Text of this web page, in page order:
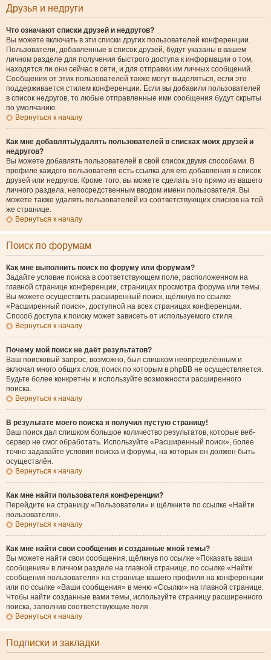
Друзья и недруги
Что означают списки друзей и недругов?
Вы можете включать в эти списки других пользователей конференции.
Пользователи, добавленные в список друзей, будут указаны в вашем
личном разделе для получения быстрого доступа к информации о том,
находятся ли они сейчас в сети, и для отправки им личных сообщений.
Сообщения от этих пользователей также могут выделяться, если это
поддерживается стилем конференции. Если вы добавили пользователей
в список недругов, то любые отправленные ими сообщения будут скрыты
по умолчанию.
Вернуться к началу
Как мне добавлять/удалять пользователей в списках моих друзей и
недругов?
Вы можете добавлять пользователей в свой список двумя способами. В
профиле каждого пользователя есть ссылка для его добавления в список
друзей или недругов. Кроме того, вы можете сделать это прямо из вашего
личного раздела, непосредственным вводом имени пользователя. Вы
можете также удалять пользователей из соответствующих списков на той
же странице.
Вернуться к началу
Поиск по форумам
Как мне выполнить поиск по форуму или форумам?
Задайте условие поиска в соответствующем поле, расположенном на
главной странице конференции, страницах просмотра форума или темы.
Вы можете осуществить расширенный поиск, щёлкнув по ссылке
«Расширенный поиск», доступной на всех страницах конференции.
Способ доступа к поиску может зависеть от используемого стиля.
Вернуться к началу
Почему мой поиск не даёт результатов?
Ваш поисковый запрос, возможно, был слишком неопределённым и
включал много общих слов, поиск по которым в phpBB не осуществляется.
Будьте более конкретны и используйте возможности расширенного
поиска.
Вернуться к началу
В результате моего поиска я получил пустую страницу!
Ваш поиск дал слишком большое количество результатов, которые веб-
сервер не смог обработать. Используйте «Расширенный поиск», более
точно задавайте условия поиска и форумы, на которых он должен быть
осуществлён.
Вернуться к началу
Как мне найти пользователя конференции?
Перейдите на страницу «Пользователи» и щёлкните по ссылке «Найти
пользователя».
Вернуться к началу
Как мне найти свои сообщения и созданные мной темы?
Вы можете найти свои сообщения, щёлкнув по ссылке «Показать ваши
сообщения» в личном разделе на главной странице, по ссылке «Найти
сообщения пользователя» на странице вашего профиля на конференции
или по ссылке «Ваши сообщения» в меню «Ссылки» на главной странице.
Чтобы найти созданные вами темы, используйте страницу расширенного
поиска, заполнив соответствующие поля.
Вернуться к началу
Подписки и закладки